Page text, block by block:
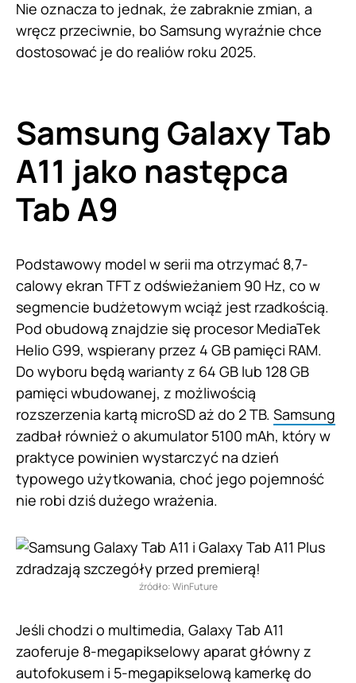
Nie oznacza to jednak, że zabraknie zmian, a
wręcz przeciwnie, bo Samsung wyraźnie chce
dostosować je do realiów roku 2025.
Samsung Galaxy Tab
A11 jako następca
Tab A9
Podstawowy model w serii ma otrzymać 8,7-
calowy ekran TFT z odświeżaniem 90 Hz, co w
segmencie budżetowym wciąż jest rzadkością.
Pod obudową znajdzie się procesor MediaTek
Helio G99, wspierany przez 4 GB pamięci RAM.
Do wyboru będą warianty z 64 GB lub 128 GB
pamięci wbudowanej, z możliwością
rozszerzenia kartą microSD aż do 2 TB. Samsung
zadbał również o akumulator 5100 mAh, który w
praktyce powinien wystarczyć na dzień
typowego użytkowania, choć jego pojemność
nie robi dziś dużego wrażenia.
źródło: WinFuture
Jeśli chodzi o multimedia, Galaxy Tab A11
zaoferuje 8-megapikselowy aparat główny z
autofokusem i 5-megapikselową kamerkę do